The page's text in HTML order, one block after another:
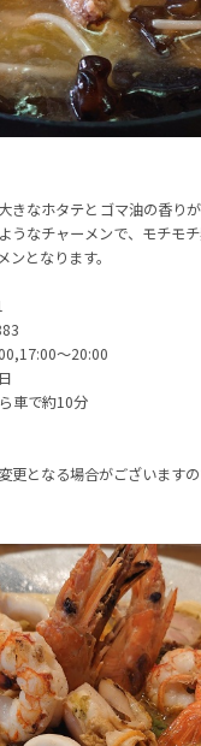
きなホタテとゴマ油の香り
うなチャーメンで、モチモ
となります。
～20:00
車で約10分
更となる場合がございます